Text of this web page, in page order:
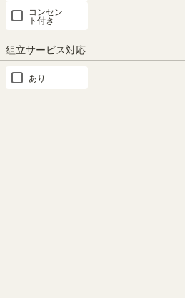
コンセン
ト付き
組立サービス対応
あり
上置き サイズオーダー
幅60cmキャビネット